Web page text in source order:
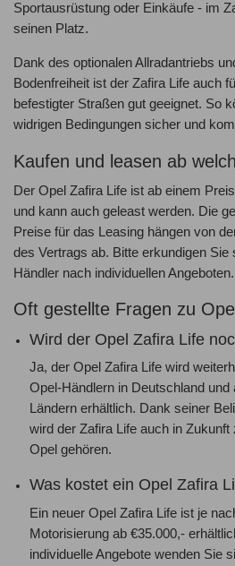
Sportausrüstung oder Einkäufe - im
seinen Platz.
Dank des optionalen Allradantriebs
Bodenfreiheit ist der Zafira Life auch
befestigter Straßen gut geeignet. So
widrigen Bedingungen sicher und
Kaufen und leasen ab
Der Opel Zafira Life ist ab einem
und kann auch geleast werden. Die
Preise für das Leasing hängen von
des Vertrags ab. Bitte erkundigen Sie
Händler nach individuellen Angeboten.
Oft gestellte Fragen zu
Wird der Opel Zafira Life
Ja, der Opel Zafira Life wird
Opel-Händlern in Deutschland und
Ländern erhältlich. Dank seiner
wird der Zafira Life auch in Zukunft
Opel gehören.
Was kostet ein Opel Zafira
Ein neuer Opel Zafira Life ist je
Motorisierung ab €35.000,-
individuelle Angebote wenden Sie